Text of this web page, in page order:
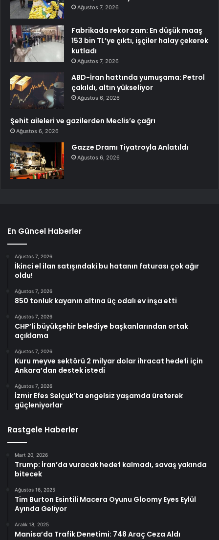
Ağustos 7, 2026
Fabrikada rekor zam: En düşük maaş
153 bin TL’ye çıktı, işçiler halay çekerek
kutladı
Ağustos 7, 2026
ABD-İran hattında yumuşama: Petrol
çakıldı, altın yükseliyor
Ağustos 6, 2026
Şehit aileleri ve gazilerden Meclis’e çağrı
Ağustos 6, 2026
Gazze Dramı Tiyatroyla Anlatıldı
Ağustos 6, 2026
En Güncel Haberler
Ağustos 7, 2026
İkinci el ilan satışındaki bu hatanın faturası çok ağır
oldu!
Ağustos 7, 2026
850 tonluk kayanın altına üç odalı ev inşa etti
Ağustos 7, 2026
CHP’li büyükşehir belediye başkanlarından ortak
açıklama
Ağustos 7, 2026
Kuru meyve sektörü 2 milyar dolar ihracat hedefi için
Ankara’dan destek istedi
Ağustos 7, 2026
İzmir Efes Selçuk’ta engelsiz yaşamda üreterek
güçleniyorlar
Rastgele Haberler
Mart 20, 2026
Trump: İran’da vuracak hedef kalmadı, savaş yakında
bitecek
Ağustos 16, 2025
Tim Burton Esintili Macera Oyunu Gloomy Eyes Eylül
Ayında Geliyor
Aralık 18, 2025
Manisa’da Trafik Denetimi: 748 Araç Ceza Aldı